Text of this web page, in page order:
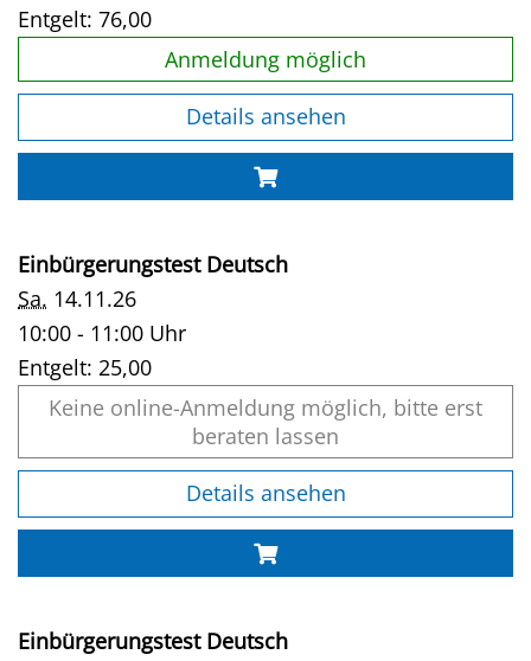
Entgelt: 76,00
Anmeldung möglich
Details ansehen
Einbürgerungstest Deutsch
Sa. 14.11.26
10:00 - 11:00 Uhr
Entgelt: 25,00
Keine online-Anmeldung möglich, bitte erst
beraten lassen
Details ansehen
Einbürgerungstest Deutsch